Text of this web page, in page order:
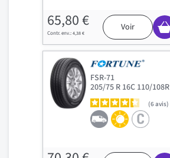
65,80 €
4,38 €
Voir
FSR-71
205/75 R 16C 110/108R
6avis